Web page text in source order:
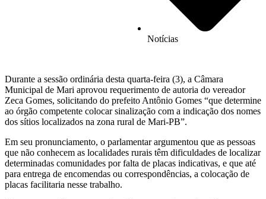
Notícias
Durante a sessão ordinária desta quarta-feira (3), a Câmara
Municipal de Mari aprovou requerimento de autoria do vereador
Zeca Gomes, solicitando do prefeito Antônio Gomes “que determine
ao órgão competente colocar sinalização com a indicação dos nomes
dos sítios localizados na zona rural de Mari-PB”.
Em seu pronunciamento, o parlamentar argumentou que as pessoas
que não conhecem as localidades rurais têm dificuldades de localizar
determinadas comunidades por falta de placas indicativas, e que até
para entrega de encomendas ou correspondências, a colocação de
placas facilitaria nesse trabalho.